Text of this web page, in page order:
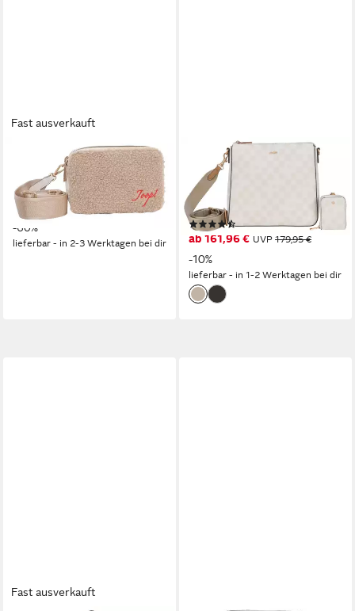
Fast ausverkauft
Umhängetasche Cortina
Peluche
67,98 €
UVP169,95 €
-60%
lieferbar - in 2-3 Werktagen bei dir
Umhängetasche cortina piazza
jasmina shoulderbag mvz, mit
kleiner Münztasche
(13)
ab 161,96 € UVP 179,95 €
-10%
lieferbar - in 1-2 Werktagen bei dir
Fast ausverkauft